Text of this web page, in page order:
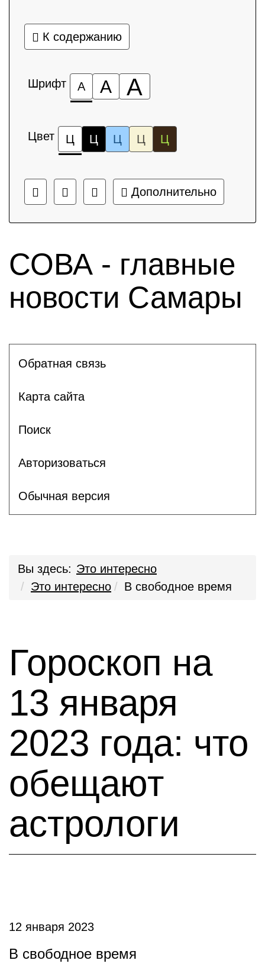
К содержанию
Шрифт А А А
Цвет Ц Ц Ц Ц Ц
Дополнительно
СОВА - главные
новости Самары
Обратная связь
Карта сайта
Поиск
Авторизоваться
Обычная версия
Вы здесь: Это интересно
Это интересно
В свободное время
Гороскоп на
13 января
2023 года: что
обещают
астрологи
12 января 2023
В свободное время